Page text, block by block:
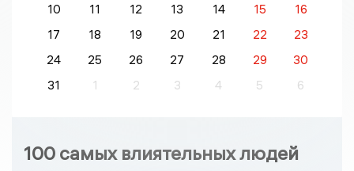
10
11 12 13 14 15
16
17
18 19 20 21 22
23
24
25 26 27 28 29
30
31
1 2 3 4 5 6
100 самых влиятельных людей